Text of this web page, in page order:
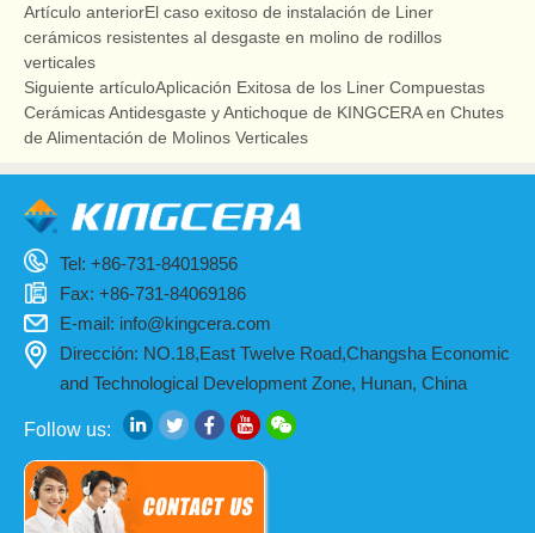
Artículo anteriorEl caso exitoso de instalación de Liner
cerámicos resistentes al desgaste en molino de rodillos
verticales
Siguiente artículoAplicación Exitosa de los Liner Compuestas
Cerámicas Antidesgaste y Antichoque de KINGCERA en Chutes
de Alimentación de Molinos Verticales
Tel: +86-731-84019856
Fax: +86-731-84069186
E-mail: info@kingcera.com
Dirección: NO.18,East Twelve Road,Changsha Economic
and Technological Development Zone, Hunan, China
Follow us: